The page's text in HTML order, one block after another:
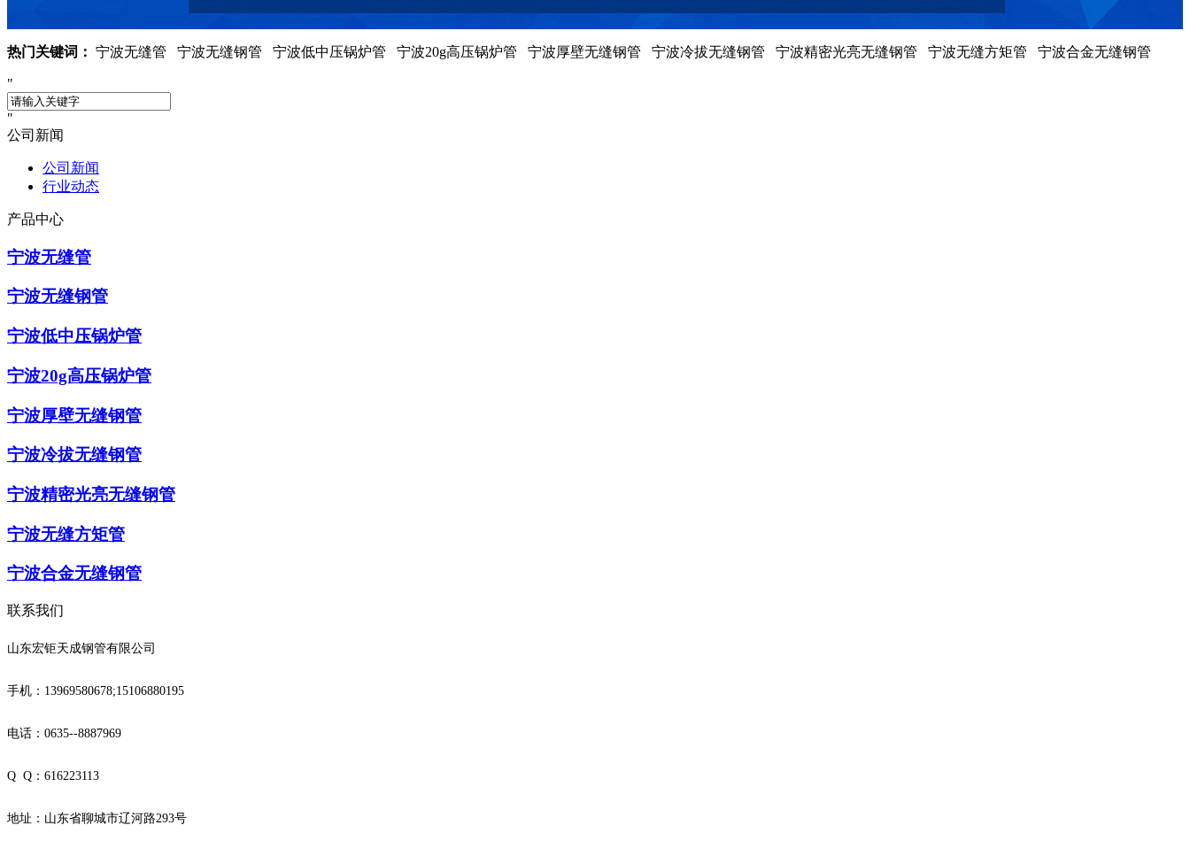
热门关键词： 宁波无缝管 宁波无缝钢管 宁波低中压锅炉管 宁波20g高压锅炉管 宁波厚壁无缝钢管 宁波冷拔无缝钢管 宁波精密光亮无缝钢管 宁波无缝方矩管 宁波合金无缝钢管
公司新闻
公司新闻
行业动态
产品中心
宁波无缝管
宁波无缝钢管
宁波低中压锅炉管
宁波20g高压锅炉管
宁波厚壁无缝钢管
宁波冷拔无缝钢管
宁波精密光亮无缝钢管
宁波无缝方矩管
宁波合金无缝钢管
联系我们
山东宏钜天成钢管有限公司
手机：13969580678;15106880195
电话：0635--8887969
Q Q：616223113
地址：山东省聊城市辽河路293号